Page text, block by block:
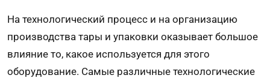
На технологический процесс и на организацию
производства тары и упаковки оказывает большое
влияние то, какое используется для этого
оборудование. Самые различные технологические